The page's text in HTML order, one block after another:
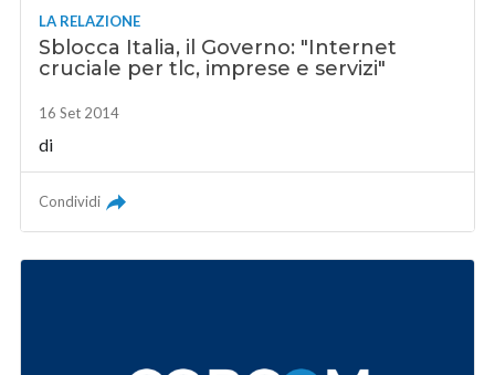
LA RELAZIONE
Sblocca Italia, il Governo: "Internet
cruciale per tlc, imprese e servizi"
16 Set 2014
di
Condividi